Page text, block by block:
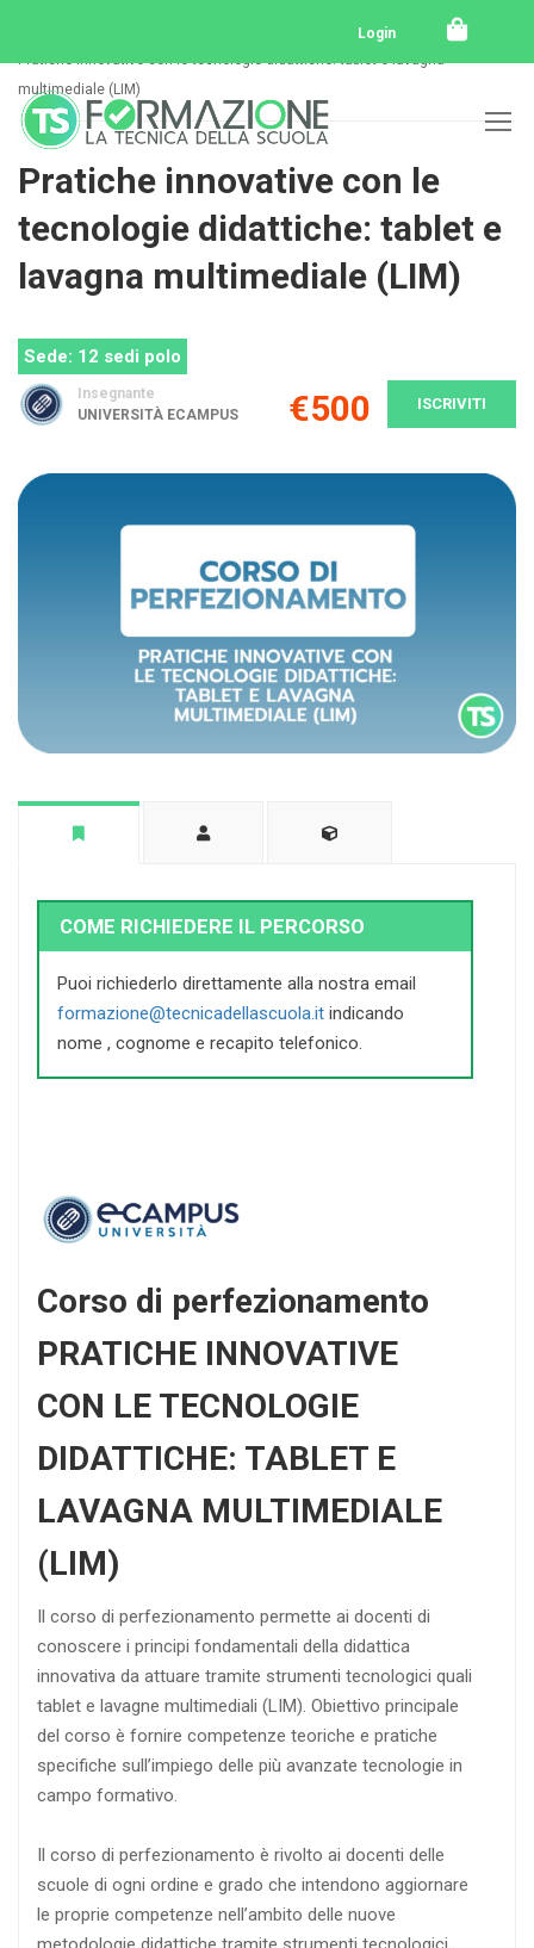
Login
Pratiche innovative con le tecnologie didattiche: tablet e lavagna
multimediale (LIM)
Pratiche innovative con le
tecnologie didattiche: tablet e
lavagna multimediale (LIM)
Sede: 12 sedi polo
Insegnante
UNIVERSITÀ ECAMPUS
€500 ISCRIVITI
COME RICHIEDERE IL PERCORSO
Puoi richiederlo direttamente alla nostra email
formazione@tecnicadellascuola.it indicando
nome , cognome e recapito telefonico.
Corso di perfezionamento
PRATICHE INNOVATIVE
CON LE TECNOLOGIE
DIDATTICHE: TABLET E
LAVAGNA MULTIMEDIALE
(LIM)
Il corso di perfezionamento permette ai docenti di
conoscere i principi fondamentali della didattica
innovativa da attuare tramite strumenti tecnologici quali
tablet e lavagne multimediali (LIM). Obiettivo principale
del corso è fornire competenze teoriche e pratiche
specifiche sull’impiego delle più avanzate tecnologie in
campo formativo.
Il corso di perfezionamento è rivolto ai docenti delle
scuole di ogni ordine e grado che intendono aggiornare
le proprie competenze nell’ambito delle nuove